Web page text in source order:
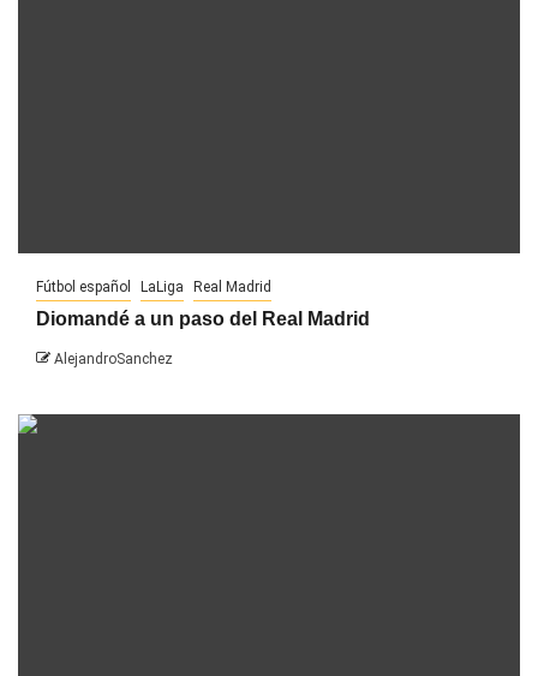
Fútbol español LaLiga Real Madrid
Diomandé a un paso del Real Madrid
AlejandroSanchez